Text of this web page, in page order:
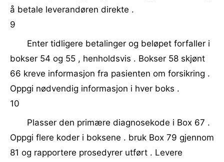
å betale leverandøren direkte .
9
Enter tidligere betalinger og beløpet forfaller i
bokser 54 og 55 , henholdsvis . Bokser 58 skjønt
66 kreve informasjon fra pasienten om forsikring .
Oppgi nødvendig informasjon i hver boks .
10
Plasser den primære diagnosekode i Box 67 .
Oppgi flere koder i boksene . bruk Box 79 gjennom
81 og rapportere prosedyrer utført . Levere